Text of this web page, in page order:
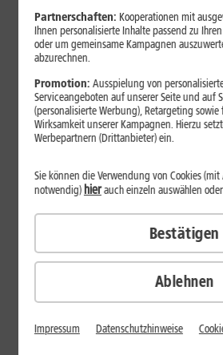
nach Berechtigung tief in Deine
zeigt Dir, wie Du Add-ons vor der
Erweiterungen erkennst.
Mehr erfahren
Internet zuhause
Ad-Blocker aktivieren:
Partnerschaften: Kooperationen mit
Ihnen personalisierte Inhalte passend zu
oder um gemeinsame Kampagnen
abzurechnen.
Promotion: Ausspielung von
Serviceangeboten auf unserer Seite und auf
(personalisierte Werbung), Retargeting
Wirksamkeit unserer Kampagnen. Hierzu
Werbepartnern (Drittanbieter) ein.
Ablehnen
Sie können die Verwendung von Cookies
notwendig) hierauch einzeln auswählen
Bestätigen
Impressum Datenschutzhinweise